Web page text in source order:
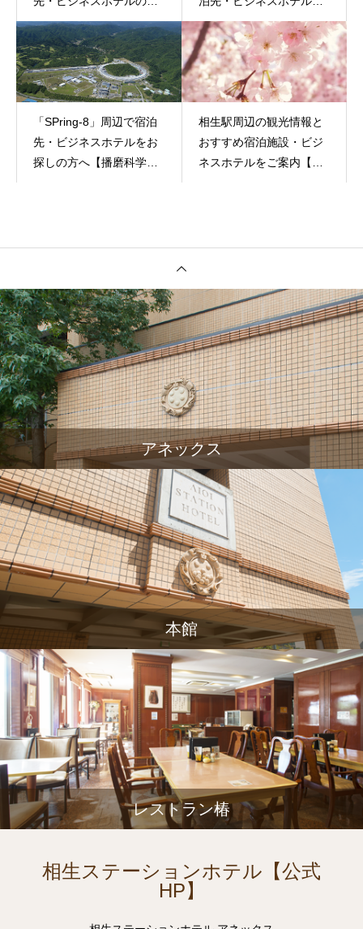
案内
報
「SPring-8」周辺で宿泊
先・ビジネスホテルをお
探しの方へ【播磨科学公
相生駅周辺の観光情報と
おすすめ宿泊施設・ビジ
ネスホテルをご案内【冬
アネックス
本館
レストラン椿
相生ステーションホテル【公式
HP】